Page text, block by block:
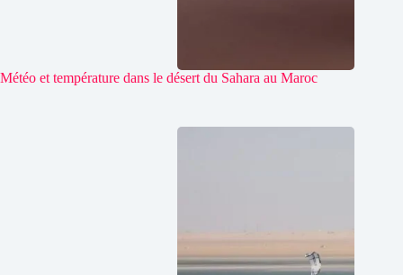
Météo et température dans le désert du Sahara au Maroc